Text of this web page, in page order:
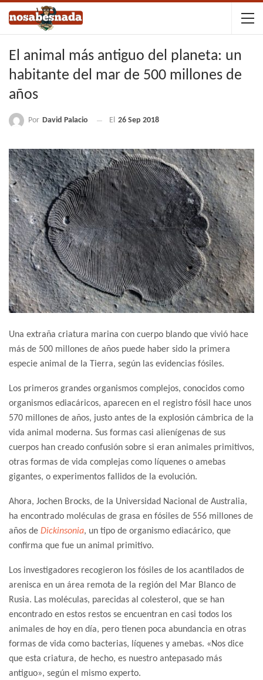
El animal más antiguo del planeta: un
habitante del mar de 500 millones de
años
Por David Palacio El 26 Sep 2018
Una extraña criatura marina con cuerpo blando que vivió hace
más de 500 millones de años puede haber sido la primera
especie animal de la Tierra, según las evidencias fósiles.
Los primeros grandes organismos complejos, conocidos como
organismos ediacáricos, aparecen en el registro fósil hace unos
570 millones de años, justo antes de la explosión cámbrica de la
vida animal moderna. Sus formas casi alienígenas de sus
cuerpos han creado confusión sobre si eran animales primitivos,
otras formas de vida complejas como líquenes o amebas
gigantes, o experimentos fallidos de la evolución.
Ahora, Jochen Brocks, de la Universidad Nacional de Australia,
ha encontrado moléculas de grasa en fósiles de 556 millones de
años de Dickinsonia, un tipo de organismo ediacárico, que
confirma que fue un animal primitivo.
Los investigadores recogieron los fósiles de los acantilados de
arenisca en un área remota de la región del Mar Blanco de
Rusia. Las moléculas, parecidas al colesterol, que se han
encontrado en estos restos se encuentran en casi todos los
animales de hoy en día, pero tienen poca abundancia en otras
formas de vida como bacterias, líquenes y amebas. «Nos dice
que esta criatura, de hecho, es nuestro antepasado más
antiguo», según el mismo experto.